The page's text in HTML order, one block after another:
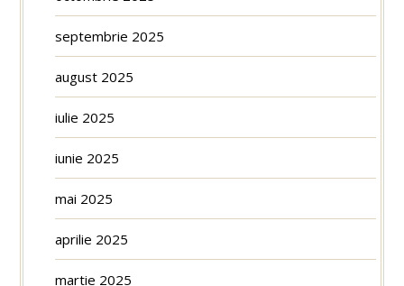
septembrie 2025
august 2025
iulie 2025
iunie 2025
mai 2025
aprilie 2025
martie 2025